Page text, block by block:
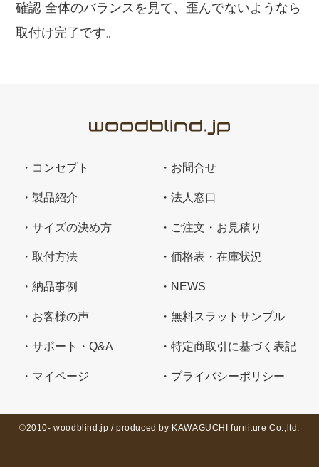
確認 全体のバランスを見て、歪んでないようなら
取付け完了です。
コンセプト
製品紹介
サイズの決め方
取付方法
納品事例
お客様の声
サポート・Q&A
マイページ
お問合せ
法人窓口
ご注文・お見積り
価格表・在庫状況
NEWS
無料スラットサンプル
特定商取引に基づく表記
プライバシーポリシー
©2010- woodblind.jp / produced by KAWAGUCHI furniture Co.,ltd.